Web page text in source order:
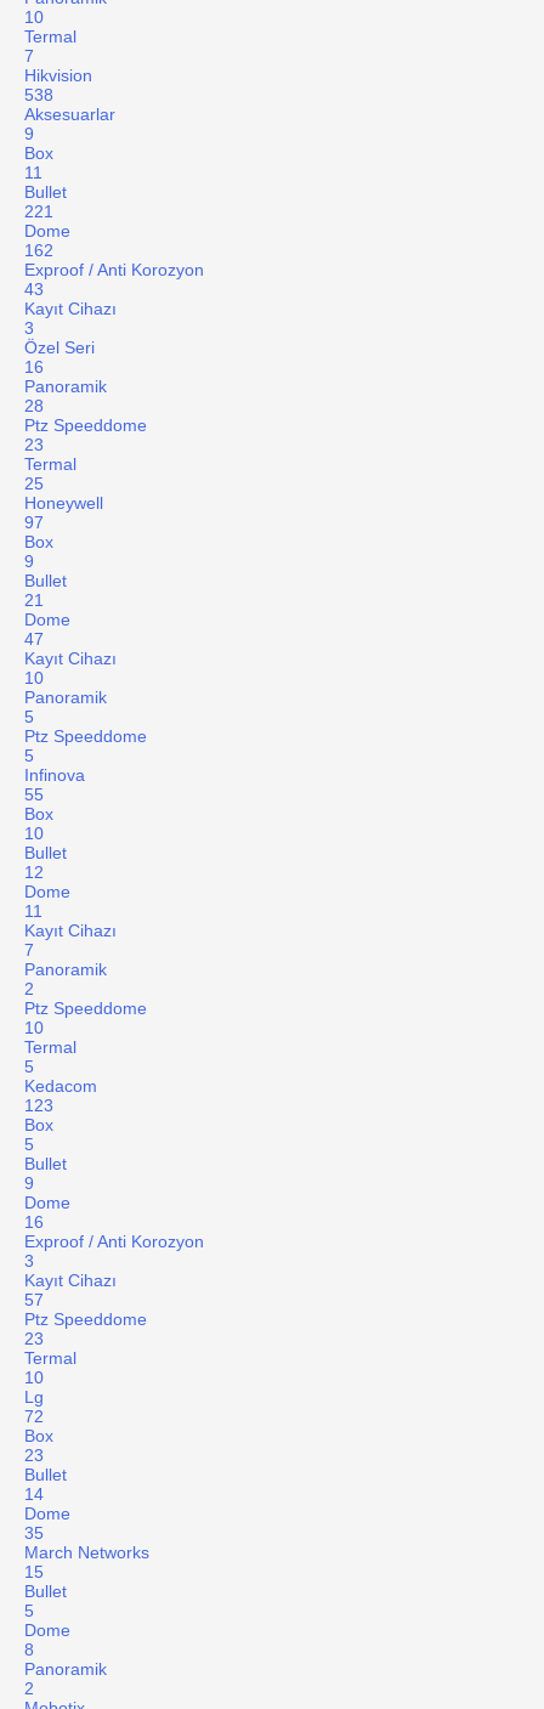
10
Termal
7
Hikvision
538
Aksesuarlar
9
Box
11
Bullet
221
Dome
162
Exproof / Anti Korozyon
43
Kayıt Cihazı
3
Özel Seri
16
Panoramik
28
Ptz Speeddome
23
Termal
25
Honeywell
97
Box
9
Bullet
21
Dome
47
Kayıt Cihazı
10
Panoramik
5
Ptz Speeddome
5
Infinova
55
Box
10
Bullet
12
Dome
11
Kayıt Cihazı
7
Panoramik
2
Ptz Speeddome
10
Termal
5
Kedacom
123
Box
5
Bullet
9
Dome
16
Exproof / Anti Korozyon
3
Kayıt Cihazı
57
Ptz Speeddome
23
Termal
10
Lg
72
Box
23
Bullet
14
Dome
35
March Networks
15
Bullet
5
Dome
8
Panoramik
2